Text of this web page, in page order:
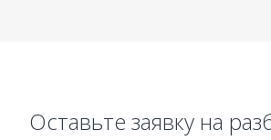
Оставьте заявку на